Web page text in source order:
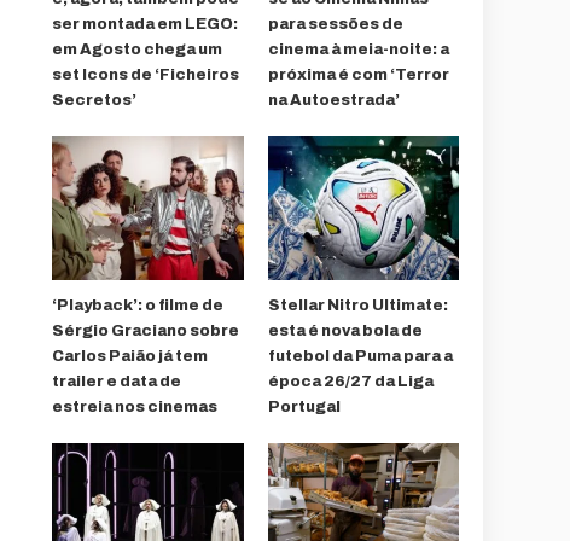
ser montada em LEGO:
em Agosto chega um
set Icons de ‘Ficheiros
Secretos’
para sessões de
cinema à meia-noite: a
próxima é com ‘Terror
na Autoestrada’
‘Playback’: o filme de
Sérgio Graciano sobre
Carlos Paião já tem
trailer e data de
estreia nos cinemas
Stellar Nitro Ultimate:
esta é nova bola de
futebol da Puma para a
época 26/27 da Liga
Portugal